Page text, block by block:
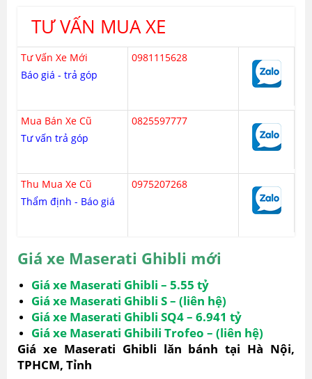
TƯ VẤN MUA XE
Tư Vấn Xe Mới
Báo giá - trả góp
0981115628
Mua Bán Xe Cũ
Tư vấn trả góp
0825597777
Thu Mua Xe Cũ
Thẩm định - Báo giá
0975207268
Giá xe Maserati Ghibli mới
Giá xe Maserati Ghibli – 5.55 tỷ
Giá xe Maserati Ghibli S – (liên hệ)
Giá xe Maserati Ghibli SQ4 – 6.941 tỷ
Giá xe Maserati Ghibili Trofeo – (liên hệ)
Giá xe Maserati Ghibli lăn bánh tại Hà Nội,
TPHCM, Tỉnh